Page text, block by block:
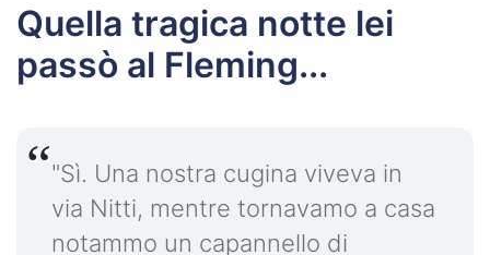
Quella tragica notte lei
passò al Fleming...
"Sì. Una nostra cugina viveva in
via Nitti, mentre tornavamo a casa
notammo un capannello di